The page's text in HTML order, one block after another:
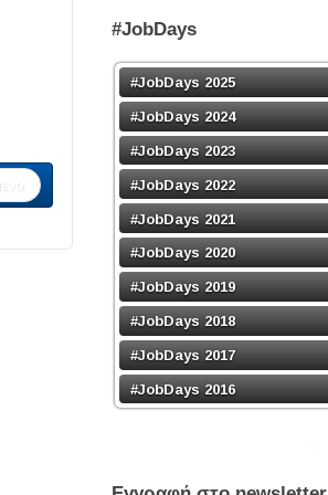
#JobDays
#JobDays 2025
#JobDays 2024
#JobDays 2023
#JobDays 2022
#JobDays 2021
#JobDays 2020
#JobDays 2019
#JobDays 2018
#JobDays 2017
#JobDays 2016